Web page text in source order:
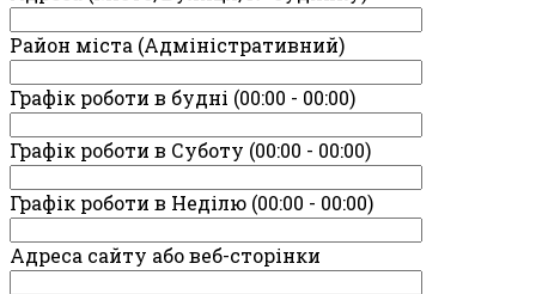
Район міста (Адміністративний)
Графік роботи в будні (00:00 - 00:00)
Графік роботи в Суботу (00:00 - 00:00)
Графік роботи в Неділю (00:00 - 00:00)
Адреса сайту або веб-сторінки